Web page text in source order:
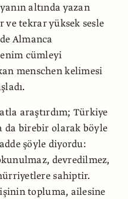
altında yazan
ve tekrar yüksek sesle
Almanca
cümleyi
menschen kelimesi
araştırdım; Türkiye
da birebir olarak böyle
şöyle diyordu:
devredilmez,
sahiptir.
topluma, ailesine